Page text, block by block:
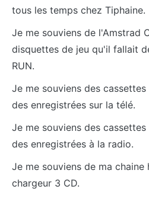
tous les temps chez Tiphaine.
Je me souviens de l'Amstrad
disquettes de jeu qu'il fallait
RUN.
Je me souviens des
des enregistrées sur la télé.
Je me souviens des
des enregistrées à la radio.
Je me souviens de ma
chargeur 3 CD.